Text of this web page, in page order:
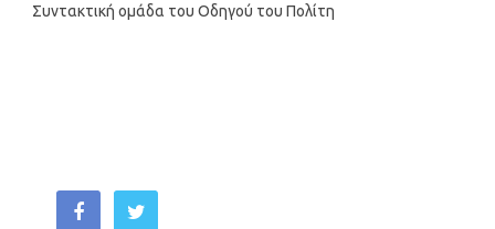
Συντακτική ομάδα του Οδηγού του Πολίτη